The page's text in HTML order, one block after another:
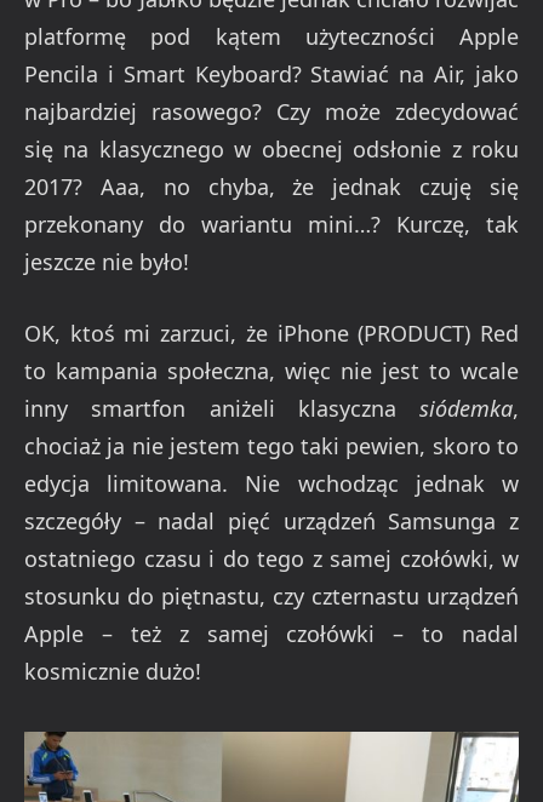
platformę pod kątem użyteczności Apple
Pencila i Smart Keyboard? Stawiać na Air, jako
najbardziej rasowego? Czy może zdecydować
się na klasycznego w obecnej odsłonie z roku
2017? Aaa, no chyba, że jednak czuję się
przekonany do wariantu mini…? Kurczę, tak
jeszcze nie było!
OK, ktoś mi zarzuci, że iPhone (PRODUCT) Red
to kampania społeczna, więc nie jest to wcale
inny smartfon aniżeli klasyczna siódemka,
chociaż ja nie jestem tego taki pewien, skoro to
edycja limitowana. Nie wchodząc jednak w
szczegóły – nadal pięć urządzeń Samsunga z
ostatniego czasu i do tego z samej czołówki, w
stosunku do piętnastu, czy czternastu urządzeń
Apple – też z samej czołówki – to nadal
kosmicznie dużo!